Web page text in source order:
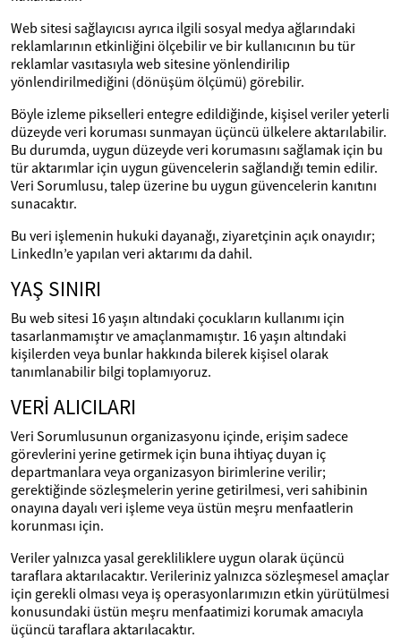
Web sitesi sağlayıcısı ayrıca ilgili sosyal medya ağlarındaki
reklamlarının etkinliğini ölçebilir ve bir kullanıcının bu tür
reklamlar vasıtasıyla web sitesine yönlendirilip
yönlendirilmediğini (dönüşüm ölçümü) görebilir.
Böyle izleme pikselleri entegre edildiğinde, kişisel veriler yeterli
düzeyde veri koruması sunmayan üçüncü ülkelere aktarılabilir.
Bu durumda, uygun düzeyde veri korumasını sağlamak için bu
tür aktarımlar için uygun güvencelerin sağlandığı temin edilir.
Veri Sorumlusu, talep üzerine bu uygun güvencelerin kanıtını
sunacaktır.
Bu veri işlemenin hukuki dayanağı, ziyaretçinin açık onayıdır;
LinkedIn’e yapılan veri aktarımı da dahil.
YAŞ SINIRI
Bu web sitesi 16 yaşın altındaki çocukların kullanımı için
tasarlanmamıştır ve amaçlanmamıştır. 16 yaşın altındaki
kişilerden veya bunlar hakkında bilerek kişisel olarak
tanımlanabilir bilgi toplamıyoruz.
VERİ ALICILARI
Veri Sorumlusunun organizasyonu içinde, erişim sadece
görevlerini yerine getirmek için buna ihtiyaç duyan iç
departmanlara veya organizasyon birimlerine verilir;
gerektiğinde sözleşmelerin yerine getirilmesi, veri sahibinin
onayına dayalı veri işleme veya üstün meşru menfaatlerin
korunması için.
Veriler yalnızca yasal gerekliliklere uygun olarak üçüncü
taraflara aktarılacaktır. Verileriniz yalnızca sözleşmesel amaçlar
için gerekli olması veya iş operasyonlarımızın etkin yürütülmesi
konusundaki üstün meşru menfaatimizi korumak amacıyla
üçüncü taraflara aktarılacaktır.